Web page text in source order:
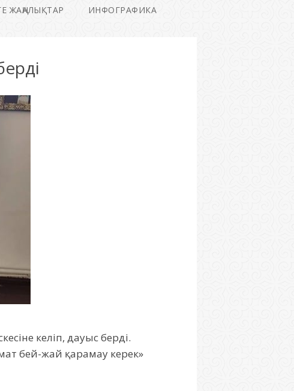
ЖАҢАЛЫҚТАР ИНФОГРАФИКА
келіп, дауыс берді.
бей-жай қарамау керек»